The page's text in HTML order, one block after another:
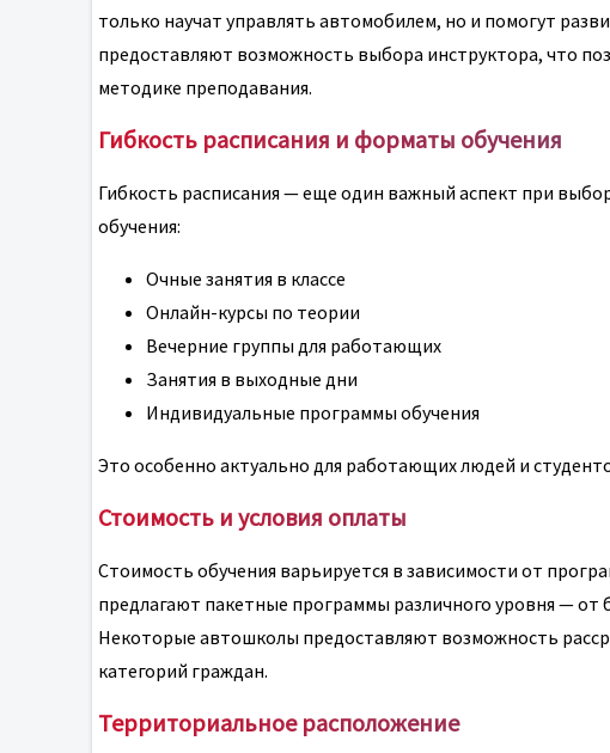
только научат управлять автомобилем, но и помогут
предоставляют возможность выбора инструктора, что
методике преподавания.
Гибкость расписания и форматы обучения
Гибкость расписания — еще один важный аспект при
обучения:
Очные занятия в классе
Онлайн-курсы по теории
Вечерние группы для работающих
Занятия в выходные дни
Индивидуальные программы обучения
Это особенно актуально для работающих людей и
Стоимость и условия оплаты
Стоимость обучения варьируется в зависимости от
предлагают пакетные программы различного уровня —
Некоторые автошколы предоставляют возможность
категорий граждан.
Территориальное расположение